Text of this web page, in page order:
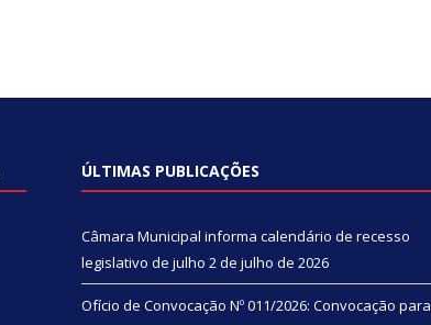
ÚLTIMAS PUBLICAÇÕES
Câmara Municipal informa calendário de recesso
legislativo de julho 2 de julho de 2026
Ofício de Convocação Nº 011/2026: Convocação para